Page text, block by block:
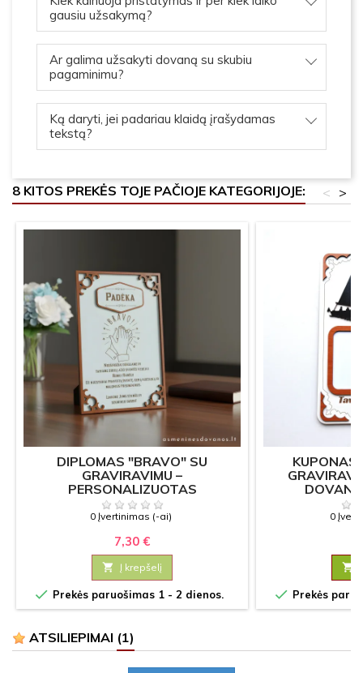
gausiu užsakymą?
Ar galima užsakyti dovaną su skubiu
pagaminimu?
Ką daryti, jei padariau klaidą įrašydamas
tekstą?
8 KITOS PREKĖS TOJE PAČIOJE KATEGORIJOJE: >
<
DIPLOMAS "BRAVO" SU
GRAVIRAVIMU –
PERSONALIZUOTAS
APDOVANOJIMAS
0 Įvertinimas (-ai)
7,30 €
 Į krepšelį
 Prekės paruošimas 1 - 2 dienos.
KUPONAS
0

 Prekės
ATSILIEPIMAI (1)